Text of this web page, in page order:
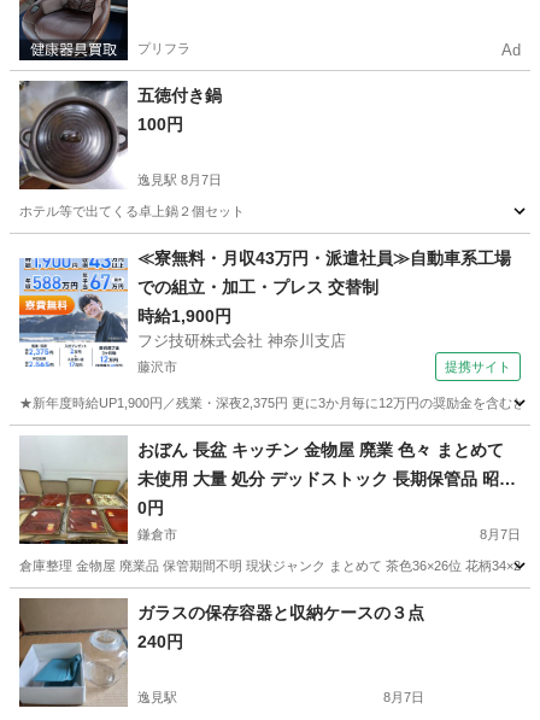
プリフラ Ad
五徳付き鍋
100円
逸見駅 8月7日
ホテル等で出てくる卓上鍋２個セット
逸見駅 調理器具 五徳
≪寮無料・月収43万円・派遣社員≫自動車系工場
での組立・加工・プレス 交替制
時給1,900円
フジ技研株式会社 神奈川支店
藤沢市 提携サイト
★新年度時給UP1,900円／残業・深夜2,375円 更に3か月毎に12万円の奨励金を含む
神奈川 藤沢市 その他
おぼん 長盆 キッチン 金物屋 廃業 色々 まとめて
未使用 大量 処分 デッドストック 長期保管品 昭和
レトロ
0円
鎌倉市 8月7日
倉庫整理 金物屋 廃業品 保管期間不明 現状ジャンク まとめて 茶色36×26位 花柄
神奈川 鎌倉市 家庭用品
ガラスの保存容器と収納ケースの３点
240円
逸見駅 8月7日